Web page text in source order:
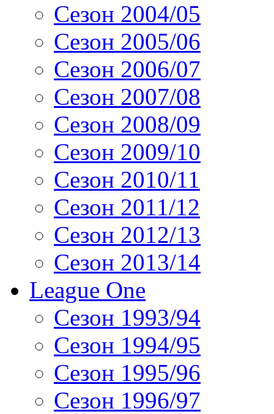
Сезон 2004/05
Сезон 2005/06
Сезон 2006/07
Сезон 2007/08
Сезон 2008/09
Сезон 2009/10
Сезон 2010/11
Сезон 2011/12
Сезон 2012/13
Сезон 2013/14
League One
Сезон 1993/94
Сезон 1994/95
Сезон 1995/96
Сезон 1996/97